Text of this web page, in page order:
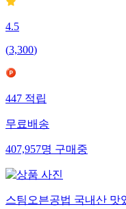
4.5
(3,300)
447적립
무료배송
407,957명구매중
스팀오븐공법 국내산 맛